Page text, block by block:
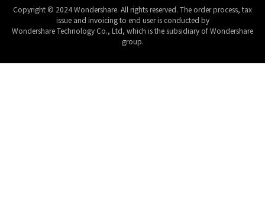
Copyright © 2024 Wondershare. All rights reserved. The order process, tax
issue and invoicing to end user is conducted by
Wondershare Technology Co., Ltd, which is the subsidiary of Wondershare
group.